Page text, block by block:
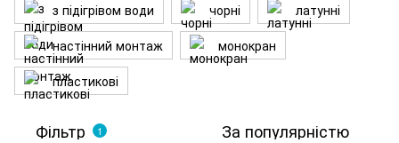
з підігрівом води
чорні
латунні
настінний монтаж
монокран
пластикові
Фільтр 1 За популярністю